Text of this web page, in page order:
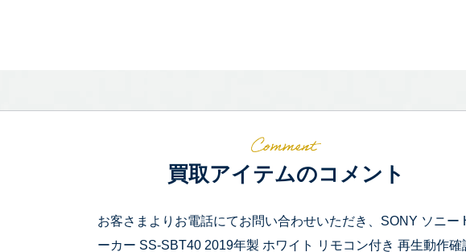
買取アイテムのコメント
お客さまよりお電話にてお問い合わせいただき、SONY ソニ
ーカー SS-SBT40 2019年製 ホワイト リモコン付き 再生動作